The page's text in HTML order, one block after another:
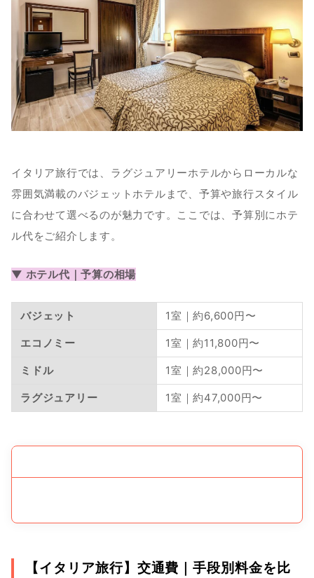
イタリア旅行では、ラグジュアリーホテルからローカルな
雰囲気満載のバジェットホテルまで、予算や旅行スタイル
に合わせて選べるのが魅力です。ここでは、予算別にホテ
ル代をご紹介します。
▼ ホテル代｜予算の相場
バジェット 1室｜約6,600円〜
エコノミー 1室｜約11,800円〜
ミドル 1室｜約28,000円〜
ラグジュアリー 1室｜約47,000円〜
【イタリア旅行】交通費｜手段別料金を比